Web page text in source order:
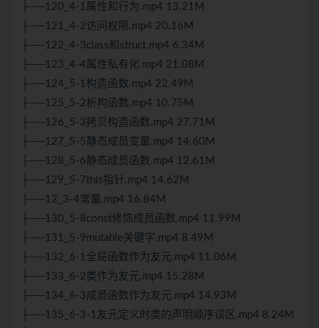
├──120_4-1属性和行为.mp4 13.21M
├──121_4-2访问权限.mp4 20.16M
├──122_4-3class和struct.mp4 6.34M
├──123_4-4属性私有化.mp4 21.08M
├──124_5-1构造函数.mp4 22.49M
├──125_5-2析构函数.mp4 10.75M
├──126_5-3拷贝构造函数.mp4 27.71M
├──127_5-5静态成员变量.mp4 14.60M
├──128_5-6静态成员函数.mp4 12.61M
├──129_5-7this指针.mp4 14.62M
├──12_3-4常量.mp4 16.84M
├──130_5-8const修饰成员函数.mp4 11.99M
├──131_5-9mutable关键字.mp4 8.49M
├──132_6-1全局函数作为友元.mp4 11.06M
├──133_6-2类作为友元.mp4 15.28M
├──134_6-3成员函数作为友元.mp4 14.93M
├──135_6-3-1友元定义时类的声明顺序误区.mp4 8.24M